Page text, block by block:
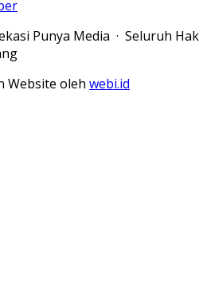
Punya Media · Seluruh Hak
Website oleh webi.id